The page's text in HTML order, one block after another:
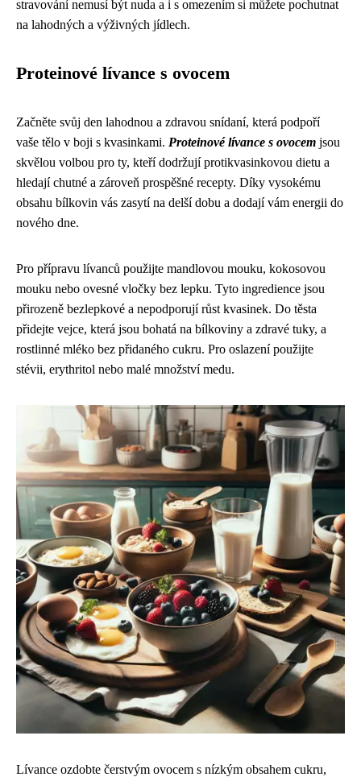
stravování nemusí být nuda a i s omezením si můžete pochutnat
na lahodných a výživných jídlech.
Proteinové lívance s ovocem
Začněte svůj den lahodnou a zdravou snídaní, která podpoří
vaše tělo v boji s kvasinkami. Proteinové lívance s ovocem jsou
skvělou volbou pro ty, kteří dodržují protikvasinkovou dietu a
hledají chutné a zároveň prospěšné recepty. Díky vysokému
obsahu bílkovin vás zasytí na delší dobu a dodají vám energii do
nového dne.
Pro přípravu lívanců použijte mandlovou mouku, kokosovou
mouku nebo ovesné vločky bez lepku. Tyto ingredience jsou
přirozeně bezlepkové a nepodporují růst kvasinek. Do těsta
přidejte vejce, která jsou bohatá na bílkoviny a zdravé tuky, a
rostlinné mléko bez přidaného cukru. Pro oslazení použijte
stévii, erythritol nebo malé množství medu.
Lívance ozdobte čerstvým ovocem s nízkým obsahem cukru,